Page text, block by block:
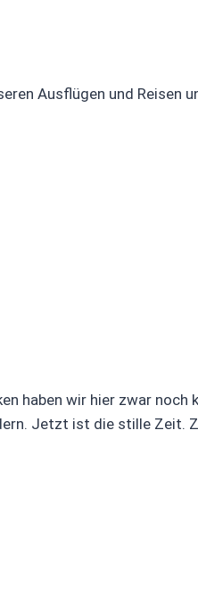
Ausflügen und Reisen
haben wir hier zwar noch
Jetzt ist die stille Zeit.